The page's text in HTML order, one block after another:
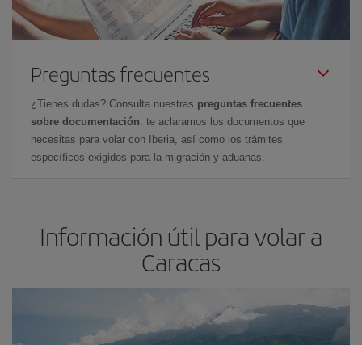
Preguntas frecuentes
¿Tienes dudas? Consulta nuestras preguntas frecuentes
sobre documentación: te aclaramos los documentos que
necesitas para volar con Iberia, así como los trámites
específicos exigidos para la migración y aduanas.
Información útil para volar a
Caracas